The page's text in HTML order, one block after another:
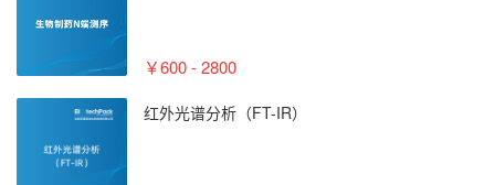
￥600 - 2800
红外光谱分析（FT-IR）